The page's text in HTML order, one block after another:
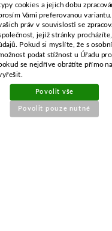
Fleurelle
MTD 51B,
NC51T
délka-508 mm
průměr
průměr
cookies a jejich dobu
Vámi preferovanou
práv v souvislosti se
jejíž stránky
Pokud si myslíte, že s
podat stížnost u Úřadu
se nejdříve obrátíte přímo
Povolit vše
Povolit pouze nutné